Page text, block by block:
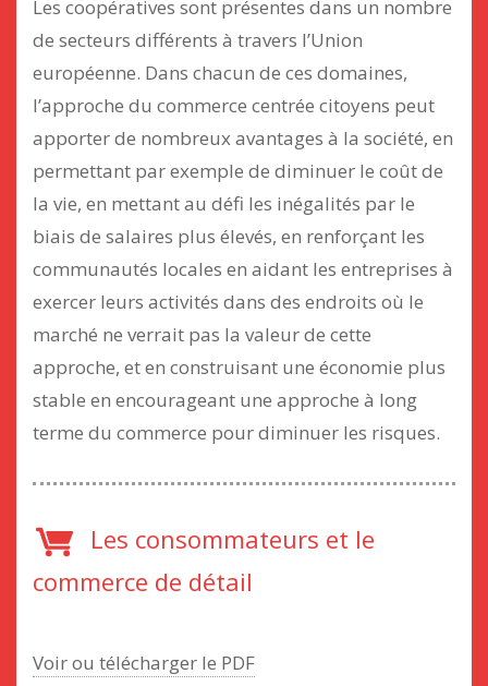
Les coopératives sont présentes dans un nombre
de secteurs différents à travers l’Union
européenne. Dans chacun de ces domaines,
l’approche du commerce centrée citoyens peut
apporter de nombreux avantages à la société, en
permettant par exemple de diminuer le coût de
la vie, en mettant au défi les inégalités par le
biais de salaires plus élevés, en renforçant les
communautés locales en aidant les entreprises à
exercer leurs activités dans des endroits où le
marché ne verrait pas la valeur de cette
approche, et en construisant une économie plus
stable en encourageant une approche à long
terme du commerce pour diminuer les risques.
Les consommateurs et le
commerce de détail
Voir ou télécharger le PDF